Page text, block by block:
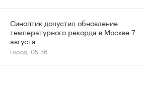
Синоптик допустил обновление
температурного рекорда в Москве 7
августа
Город, 05:56